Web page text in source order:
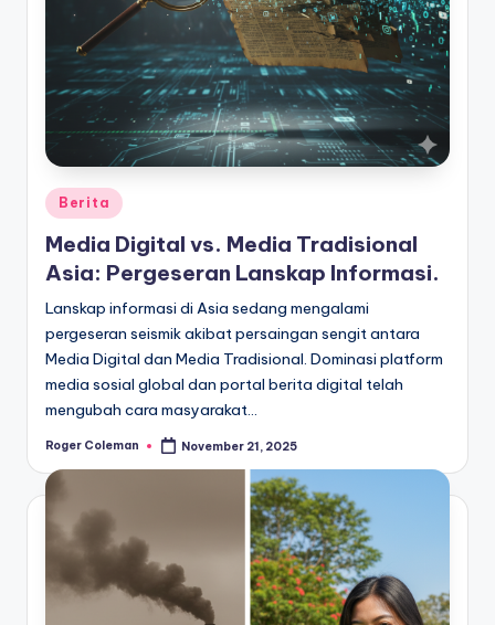
Posted
in
Berita
Media Digital vs. Media Tradisional
Asia: Pergeseran Lanskap Informasi.
Lanskap informasi di Asia sedang mengalami
pergeseran seismik akibat persaingan sengit antara
Media Digital dan Media Tradisional. Dominasi platform
media sosial global dan portal berita digital telah
mengubah cara masyarakat…
Posted
Roger Coleman November 21, 2025